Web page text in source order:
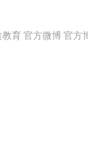
教育 官方微博 官方